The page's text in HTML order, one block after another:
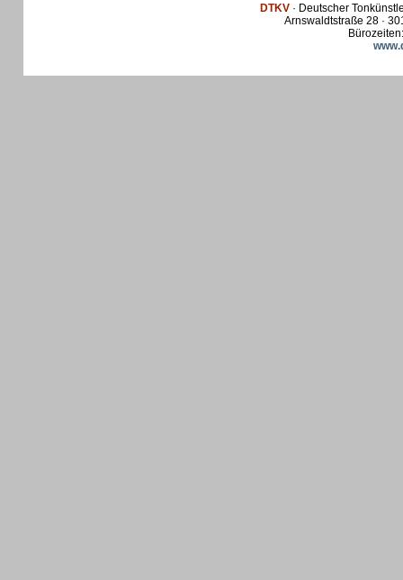
DTKV· Deutscher
Arnswaldtstraße 28 ·